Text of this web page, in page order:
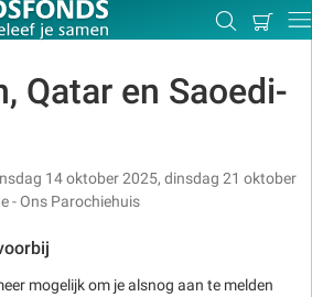
Zoeken
Mijn
Qatar en Saoedi-
14 oktober 2025, dinsdag 21 oktober
- Ons Parochiehuis
mogelijk om je alsnog aan te melden